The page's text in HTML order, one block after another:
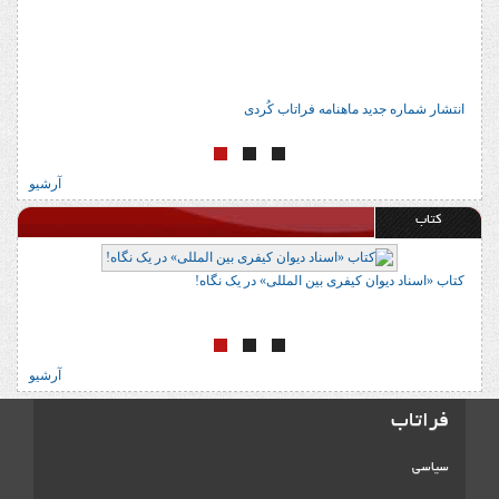
آرشیو
کتاب
کتاب «اسناد دیوان کیفری بین المللی» در یک (رویکرد جاندا)» در یک نگاه
آرشیو
فراتاب
سیاسی